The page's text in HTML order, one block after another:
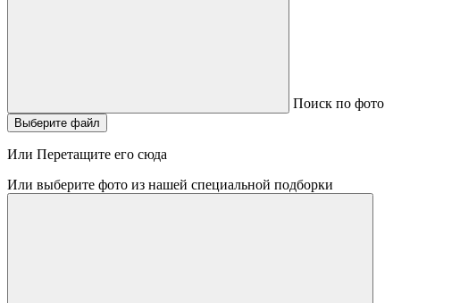
Поиск по фото
Выберите файл
Или Перетащите его сюда
Или выберите фото из нашей специальной подборки